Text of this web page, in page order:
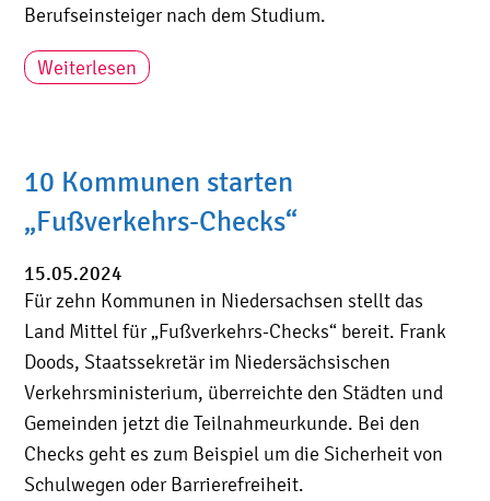
Berufseinsteiger nach dem Studium.
Weiterlesen
10 Kommunen starten
„Fußverkehrs-Checks“
15.05.2024
Für zehn Kommunen in Niedersachsen stellt das
Land Mittel für „Fußverkehrs-Checks“ bereit. Frank
Doods, Staatssekretär im Niedersächsischen
Verkehrsministerium, überreichte den Städten und
Gemeinden jetzt die Teilnahmeurkunde. Bei den
Checks geht es zum Beispiel um die Sicherheit von
Schulwegen oder Barrierefreiheit.